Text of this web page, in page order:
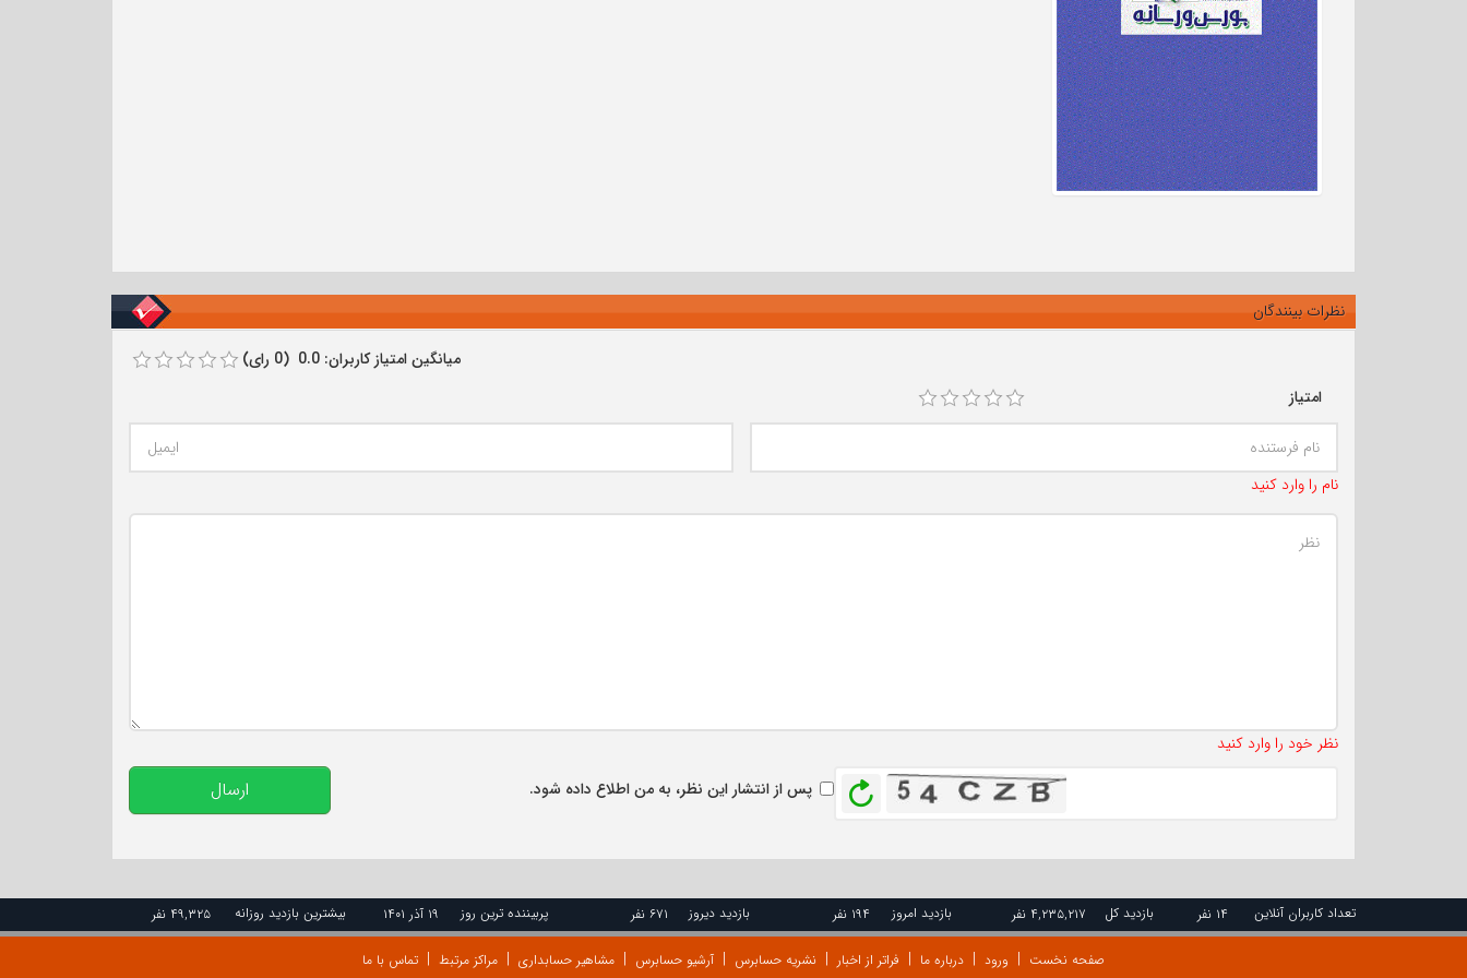
نظرات بینندگان
میانگین امتیاز کاربران: 0.0 (0 رای)
امتیاز
نام را وارد کنید
نظر خود را وارد کنید
بازخوانیپس از انتشار این نظر، به من اطلاع داده شود. ارسال
تعداد کاربران آنلاین ۱۴ نفر بازدید کل ۴,۲۳۵,۲۱۷ نفر بازدید امروز ۱۹۴ نفر بازدید دیروز ۶۷۱ نفر پربیننده ترین روز ۱۹ آذر ۱۴۰۱ بیشترین بازدید روزانه ۴۹,۳۲۵ نفر
صفحه نخست ورود درباره ما فراتر از اخبار نشریه حسابرس آرشیو حسابرس مشاهیر حسابداری مراکز مرتبط تماس با ما